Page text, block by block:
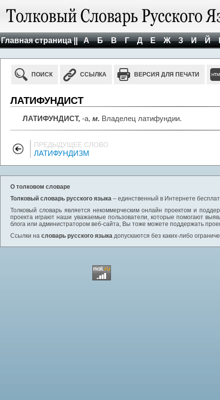
Главная страница || А Б В Г Д Е Ж З И Й
ПОИСК ССЫЛКА ВЕРСИЯ ДЛЯ ПЕЧАТИ
ЛАТИФУНДИСТ
ЛАТИФУНДИСТ, -а, м. Владелец латифундии.
ПРЕДЫДУЩЕЕ СЛОВО
ЛАТИФУНДИЗМ
О толковом словаре
Толковый словарь русского языка – единственный в Интернете
Толковый словарь является некоммерческим онлайн проектом и
проекта играют наши уважаемые пользователи, которые помогают
блога или администратором веб-сайта, Вы тоже можете поддержать
Ссылки на словарь русского языка допускаются без каких-либо